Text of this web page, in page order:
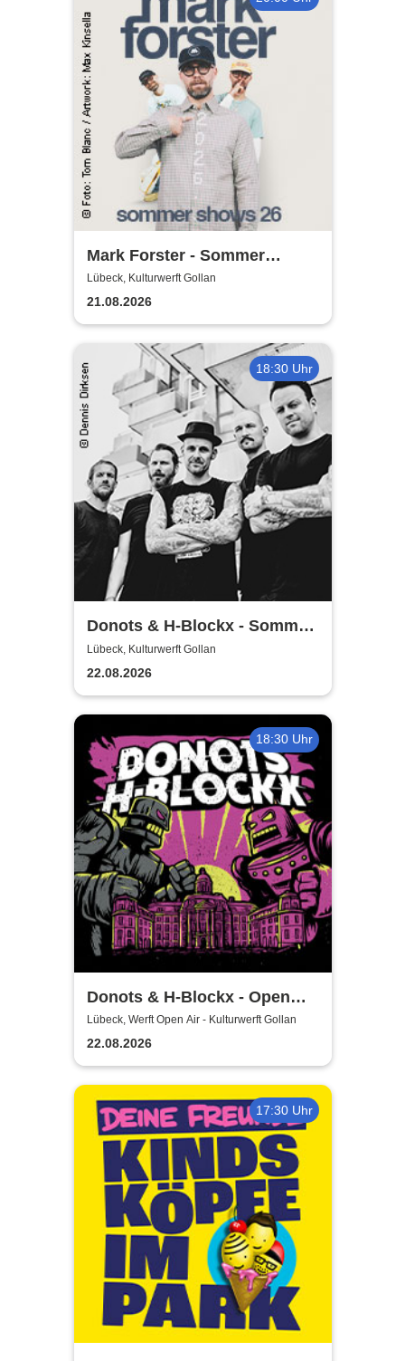
Mark Forster - Sommer
Shows 2026
Lübeck, Kulturwerft Gollan
21.08.2026
18:30 Uhr
Donots & H-Blockx - Sommer
Shows 2026
Lübeck, Kulturwerft Gollan
22.08.2026
18:30 Uhr
Donots & H-Blockx - Open
Airs 2026
Lübeck, Werft Open Air - Kulturwerft Gollan
22.08.2026
17:30 Uhr